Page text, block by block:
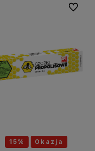
15% Okazja
Do